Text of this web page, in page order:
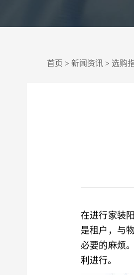
首页 > 新闻资讯> 选购
在进行家装
是租户，与
必要的麻烦
利进行。